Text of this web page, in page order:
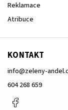
Reklamace
Atribuce
KONTAKT
info@zeleny-
604 268 659